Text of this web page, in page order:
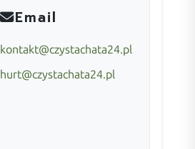
Email
kontakt@czystachata24.pl
hurt@czystachata24.pl